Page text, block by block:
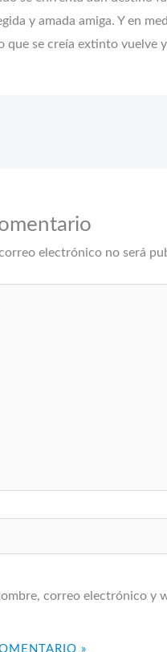
y amada amiga. Y en
que se creía extinto vuelve
electrónico no será
correo electrónico y